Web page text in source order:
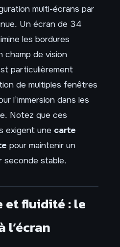
multi-écrans par
Un écran de 34
les bordures
de vision
particulièrement
de multiples fenêtres
l’immersion dans les
Notez que ces
exigent une carte
pour maintenir un
seconde stable.
et fluidité : le
l’écran